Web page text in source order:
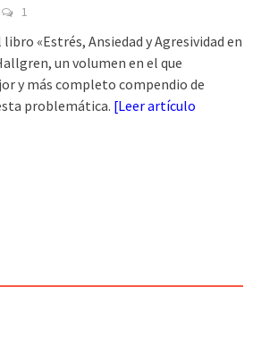
1
«Estrés, Ansiedad y Agresividad en
un volumen en el que
y más completo compendio de
problemática. [Leer artículo